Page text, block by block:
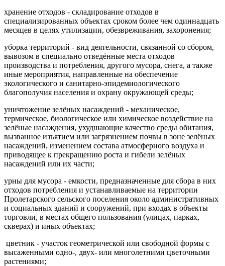
хранение отходов - складирование отходов в
специализированных объектах сроком более чем одиннадцать
месяцев в целях утилизации, обезвреживания, захоронения;
уборка территорий - вид деятельности, связанной со сбором,
вывозом в специально отведённые места отходов
производства и потребления, другого мусора, снега, а также
иные мероприятия, направленные на обеспечение
экологического и санитарно-эпидемиологического
благополучия населения и охрану окружающей среды;
уничтожение зелёных насаждений - механическое,
термическое, биологическое или химическое воздействие на
зелёные насаждения, ухудшающие качество среды обитания,
вызванное изъятием или загрязнением почвы в зоне зелёных
насаждений, изменением состава атмосферного воздуха и
приводящее к прекращению роста и гибели зелёных
насаждений или их части;
урны для мусора - емкости, предназначенные для сбора в них
отходов потребления и устанавливаемые на территории
Пролетарского сельского поселения около административных
и социальных зданий и сооружений, при входах в объекты
торговли, в местах общего пользования (улицах, парках,
скверах) и иных объектах;
цветник - участок геометрической или свободной формы с
высаженными одно-, двух- или многолетними цветочными
растениями;